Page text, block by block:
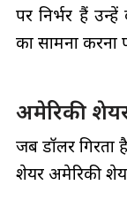
पर निर्भर हैं
का सामना करना
अमेरिकी शेयर
जब डॉलर गिरता
शेयर अमेरिकी